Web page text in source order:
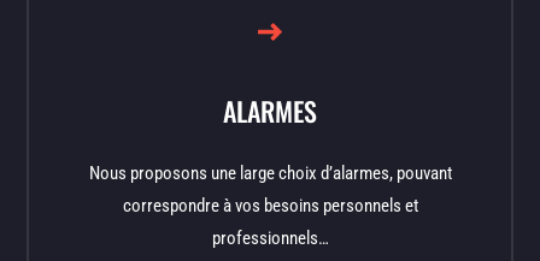
ALARMES
Nous proposons une large choix d’alarmes, pouvant
correspondre à vos besoins personnels et
professionnels…